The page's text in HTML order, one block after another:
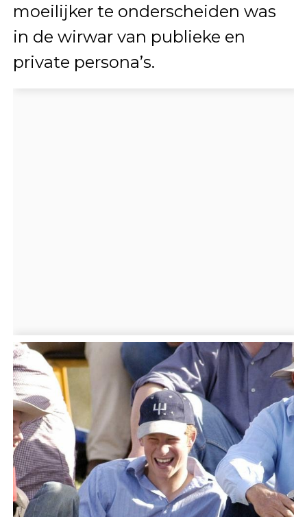
moeilijker te onderscheiden was
in de wirwar van publieke en
private persona’s.